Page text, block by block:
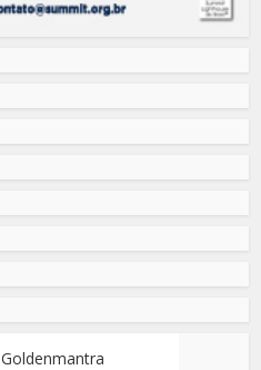
Goldenmantra